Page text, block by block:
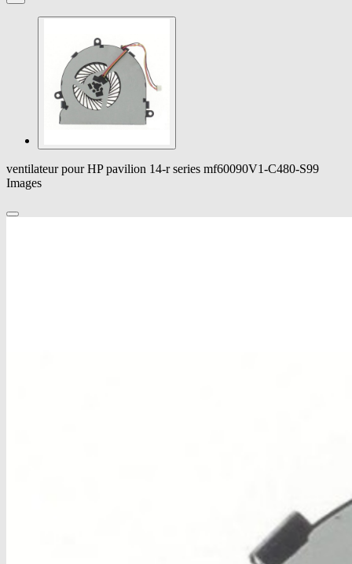
ventilateur pour HP pavilion 14-r series mf60090V1-C480-S99
Images